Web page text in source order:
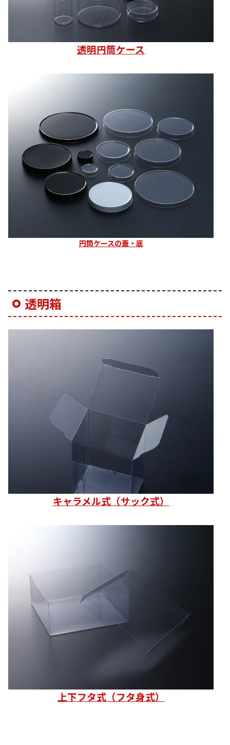
透明円筒ケース
円筒ケースの蓋・底
透明箱
キャラメル式（サック式）
上下フタ式（フタ身式）